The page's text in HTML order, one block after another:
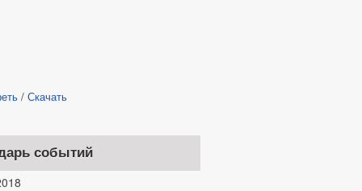
/ Скачать
событий